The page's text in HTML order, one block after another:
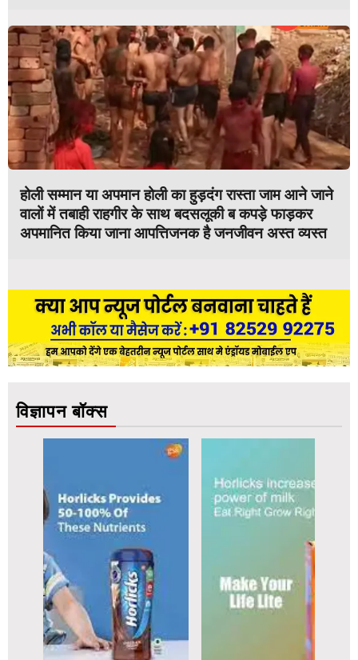
होली सम्मान या अपमान होली का हुड़दंग रास्ता जाम आने जाने
वालों में तबाही राहगीर के साथ बदसलूकी ब कपड़े फाड़कर
अपमानित किया जाना आपत्तिजनक है जनजीवन अस्त व्यस्त
विज्ञापन बॉक्स